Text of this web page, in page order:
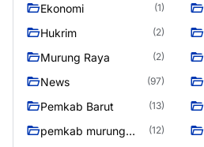
Ekonomi (1)
Hukrim (2)
Murung Raya (2)
News (97)
Pemkab Barut (13)
pemkab murung
(12)